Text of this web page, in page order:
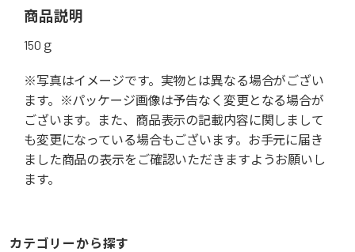
商品説明
150ｇ
※写真はイメージです。実物とは異なる場合がござい
ます。※パッケージ画像は予告なく変更となる場合が
ございます。また、商品表示の記載内容に関しまして
も変更になっている場合もございます。お手元に届き
ました商品の表示をご確認いただきますようお願いし
ます。
カテゴリーから探す